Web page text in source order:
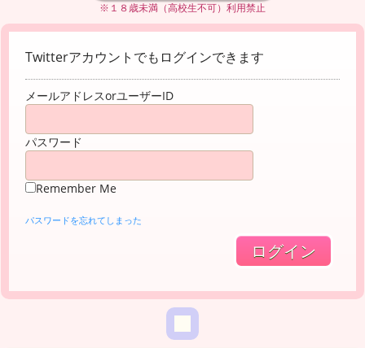
※１８歳未満（高校生不可）利用禁止
Twitterアカウントでもログインできます
メールアドレスorユーザーID
パスワード
Remember Me
パスワードを忘れてしまった